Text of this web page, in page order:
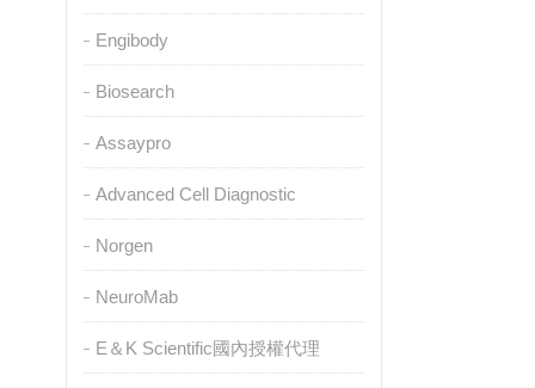
Engibody
Biosearch
Assaypro
Advanced Cell Diagnostic
Norgen
NeuroMab
E＆K Scientific國內授權代理